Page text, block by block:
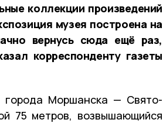
коллекции произведений
музея построена на
вернусь сюда ещё раз,
корреспонденту газеты
города Моршанска — Свято-
75 метров, возвышающийся